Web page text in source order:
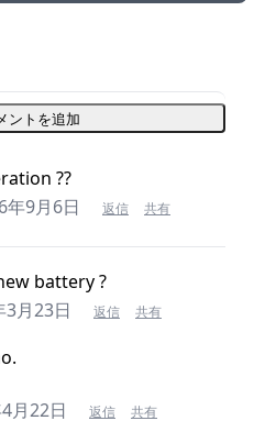
ントを追加
??
年9月6日 返信 共有
battery ?
3月23日 返信 共有
月22日 返信 共有